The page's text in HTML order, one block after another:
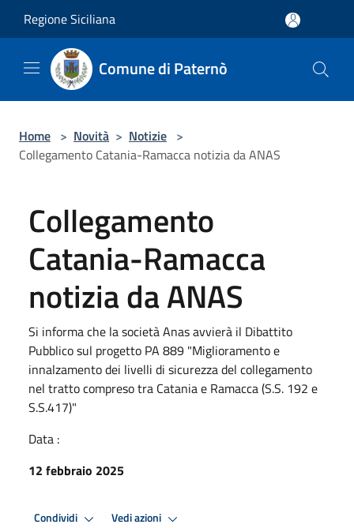
Regione Siciliana
Comune di Paternò
Home > Novità > Notizie >
Collegamento Catania-Ramacca notizia da ANAS
Collegamento
Catania-Ramacca
notizia da ANAS
Si informa che la società Anas avvierà il Dibattito
Pubblico sul progetto PA 889 "Miglioramento e
innalzamento dei livelli di sicurezza del collegamento
nel tratto compreso tra Catania e Ramacca (S.S. 192 e
S.S.417)"
Data :
12 febbraio 2025
Condividi Vedi azioni